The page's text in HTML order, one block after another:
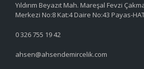
Yıldırım Beyazıt Mah. Mareşal Fevzi
Merkezi No:8 Kat:4 Daire No:43 Payas-
0 326 755 19 42
ahsen@ahsendemircelik.com